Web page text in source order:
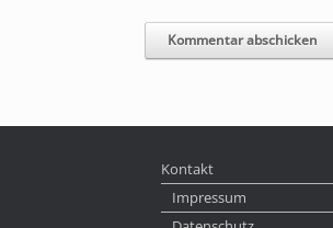
Kontakt
Impressum